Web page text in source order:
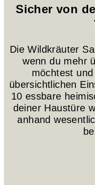
Sicher von
Die Wildkräuter
wenn du mehr
möchtest
übersichtlichen
10 essbare
deiner Haustüre
anhand